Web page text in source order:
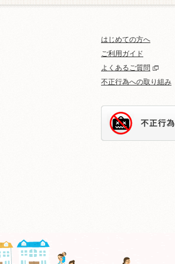
はじめての方へ
ご利用ガイド
よくあるご質問
不正行為への取り組み